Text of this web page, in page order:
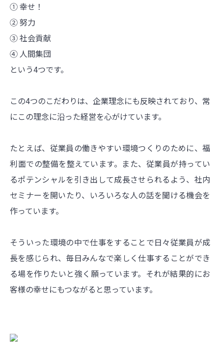
① 幸せ！
② 努力
③ 社会貢献
④ 人間集団
という4つです。
この4つのこだわりは、企業理念にも反映されており、常
にこの理念に沿った経営を心がけています。
たとえば、従業員の働きやすい環境つくりのために、福
利面での整備を整えています。また、従業員が持ってい
るポテンシャルを引き出して成長させられるよう、社内
セミナーを開いたり、いろいろな人の話を聞ける機会を
作っています。
そういった環境の中で仕事をすることで日々従業員が成
長を感じられ、毎日みんなで楽しく仕事することができ
る場を作りたいと強く願っています。それが結果的にお
客様の幸せにもつながると思っています。